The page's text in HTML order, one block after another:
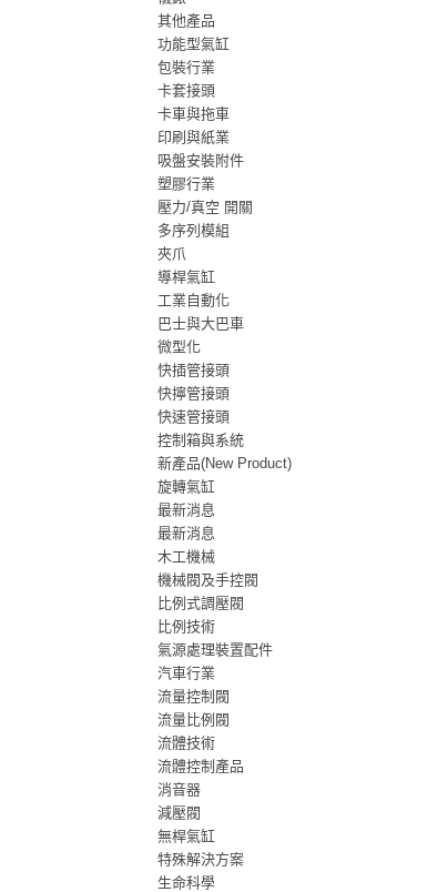
其他產品
功能型氣缸
包裝行業
卡套接頭
卡車與拖車
印刷與紙業
吸盤安裝附件
塑膠行業
壓力/真空 開關
多序列模組
夾爪
導桿氣缸
工業自動化
巴士與大巴車
微型化
快插管接頭
快擰管接頭
快速管接頭
控制箱與系統
新產品(New Product)
旋轉氣缸
最新消息
最新消息
木工機械
機械閥及手控閥
比例式調壓閥
比例技術
氣源處理裝置配件
汽車行業
流量控制閥
流量比例閥
流體技術
流體控制產品
消音器
減壓閥
無桿氣缸
特殊解決方案
生命科學